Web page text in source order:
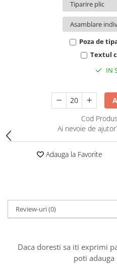
Toamna și Halloween
Buchete extravagante
Poza de
Textul
IN
Cod
Ai nevoie de
Adauga la Favorite
Review-uri(0)
Daca doresti sa iti exprimi
poti